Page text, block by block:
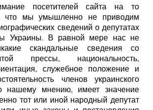
посетителей сайта на то
что мы умышленно не приводим
сведений о депутатах
Украины. В равной мере нас не
скандальные сведения со
прессы, национальность,
служебное положение и
членов украинского
нашему мнению, имеет значение
тот или иной народный депутат